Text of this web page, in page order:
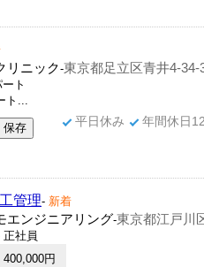
リニック-東京都足立区青井4-34-
ト
ト...
平日休み 年間休日
管理- 新着
エンジニアリング-東京都江戸川
正社員
400,000円